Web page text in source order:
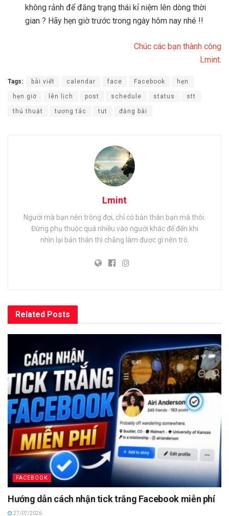
không rảnh để đăng trạng thái kỉ niệm lên dòng thời
gian ? Hãy hẹn giờ trước trong ngày hôm nay nhé !!
Chúc các bạn thành công
Lmint.
Tags: bài viết calendar face Facebook hẹn
hẹn giờ lên lịch post schedule status stt
thủ thuật tương tác tut đăng bài
Lmint
Người mà bạn nên trông đợi, chỉ có bản thân bạn mà thôi.
Đừng phụ thuộc quá nhiều vào người khác để đến khi
nhìn lại bản thân thì chẳng làm được gì nên trò.
Related Posts
FACEBOOK
Hướng dẫn cách nhận tick trắng Facebook miễn phí
27/07/2026